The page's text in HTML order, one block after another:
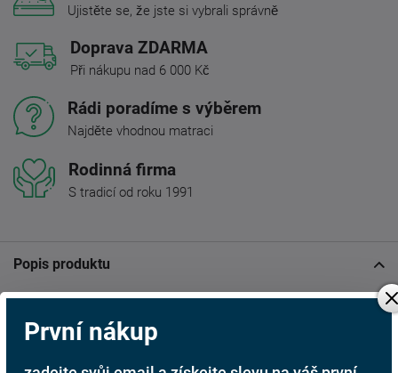
Ujistěte se, že jste si vybrali správně
Doprava ZDARMA
Při nákupu nad 6 000 Kč
Rádi poradíme s výběrem
Najděte vhodnou matraci
Rodinná firma
S tradicí od roku 1991
Popis produktu
Matrace Helga se vyznačuje svou výjimečnou
První nákup